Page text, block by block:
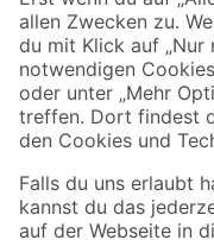
Jetzt die toom-App
Alle Preisangaben in EUR inkl.
Umständen nicht in allen Märkten